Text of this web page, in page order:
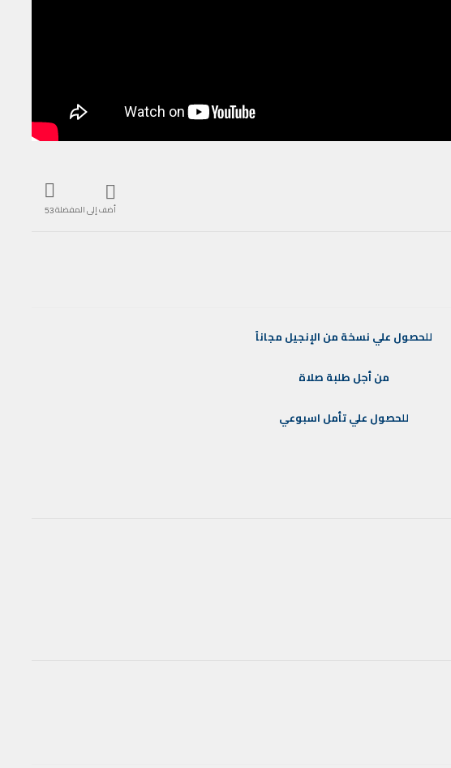
أضف إلى المفضلة53
للحصول علي نسخة من الإنجيل مجاناً
منأجل طلبة صلاة
للحصول عليتأمل اسبوعي